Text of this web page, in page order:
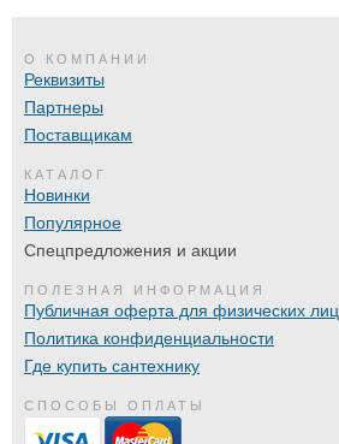
О КОМПАНИИ
Реквизиты
Партнеры
Поставщикам
КАТАЛОГ
Новинки
Популярное
Спецпредложения и акции
ПОЛЕЗНАЯ ИНФОРМАЦИЯ
Публичная оферта для физических лиц
Политика конфиденциальности
Где купить сантехнику
СПОСОБЫ ОПЛАТЫ